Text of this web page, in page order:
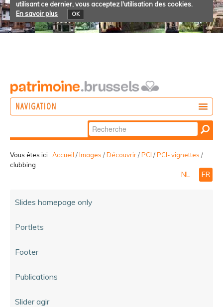
utilisant ce dernier, vous acceptez l'utilisation des cookies.
En savoir plus
OK
NAVIGATION
PARTICIPER
Chercher par
Recherche
avancée…
Vous êtes ici : Accueil /Images /Découvrir/PCI /PCI- vignettes /
clubbing
NL FR
Slides homepage only
Portlets
Footer
Publications
Slider agir